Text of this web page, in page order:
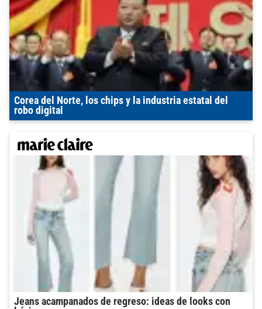
Corea del Norte, los chips y la industria estatal del
robo digital
Jeans acampanados de regreso: ideas de looks con